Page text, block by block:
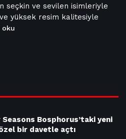
seçkin ve sevilen isimleriyle
yüksek resim kalitesiyle
oku
Seasons Bosphorus’taki yeni
özel bir davetle açtı